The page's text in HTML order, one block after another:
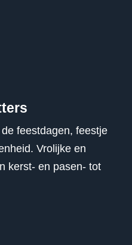
feestdagen, feestje
Vrolijke en
kerst- en pasen- tot